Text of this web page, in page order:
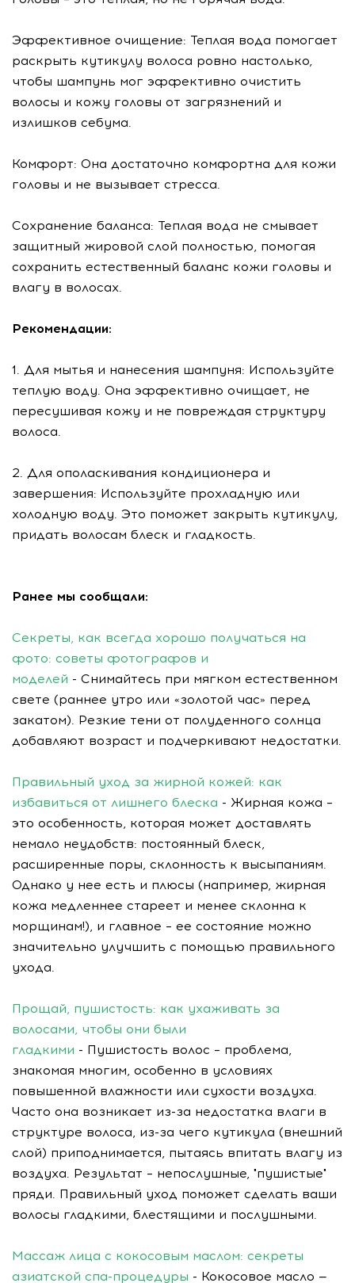
Эффективное очищение: Теплая вода помогает
раскрыть кутикулу волоса ровно настолько,
чтобы шампунь мог эффективно очистить
волосы и кожу головы от загрязнений и
излишков себума.
Комфорт: Она достаточно комфортна для кожи
головы и не вызывает стресса.
Сохранение баланса: Теплая вода не смывает
защитный жировой слой полностью, помогая
сохранить естественный баланс кожи головы и
влагу в волосах.
Рекомендации:
1. Для мытья и нанесения шампуня: Используйте
теплую воду. Она эффективно очищает, не
пересушивая кожу и не повреждая структуру
волоса.
2. Для ополаскивания кондиционера и
завершения: Используйте прохладную или
холодную воду. Это поможет закрыть кутикулу,
придать волосам блеск и гладкость.
Ранее мы сообщали:
Секреты, как всегда хорошо получаться на
фото: советы фотографов и
моделей - Снимайтесь при мягком естественном
свете (раннее утро или «золотой час» перед
закатом). Резкие тени от полуденного солнца
добавляют возраст и подчеркивают недостатки.
Правильный уход за жирной кожей: как
избавиться от лишнего блеска - Жирная кожа –
это особенность, которая может доставлять
немало неудобств: постоянный блеск,
расширенные поры, склонность к высыпаниям.
Однако у нее есть и плюсы (например, жирная
кожа медленнее стареет и менее склонна к
морщинам!), и главное – ее состояние можно
значительно улучшить с помощью правильного
ухода.
Прощай, пушистость: как ухаживать за
волосами, чтобы они были
гладкими - Пушистость волос – проблема,
знакомая многим, особенно в условиях
повышенной влажности или сухости воздуха.
Часто она возникает из-за недостатка влаги в
структуре волоса, из-за чего кутикула (внешний
слой) приподнимается, пытаясь впитать влагу из
воздуха. Результат – непослушные, "пушистые"
пряди. Правильный уход поможет сделать ваши
волосы гладкими, блестящими и послушными.
Массаж лица с кокосовым маслом: секреты
азиатской спа-процедуры - Кокосовое масло —